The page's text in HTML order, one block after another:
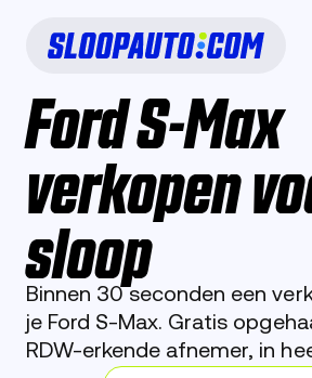
Ford S-Max
verkopen
sloop
Binnen 30 seconden een
je Ford S-Max. Gratis
RDW-erkende afnemer, in